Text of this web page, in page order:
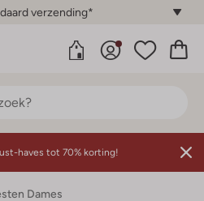
verzending*
haves tot 70% korting!
Dames